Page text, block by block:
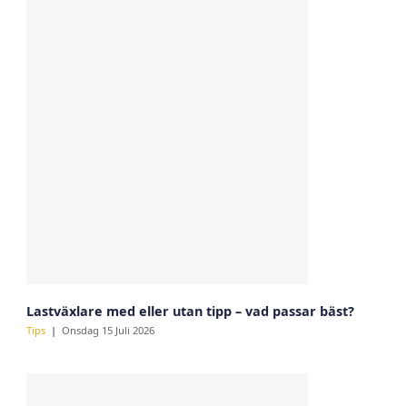
Lastväxlare med eller utan tipp – vad passar bäst?
Tips Onsdag 15 Juli 2026